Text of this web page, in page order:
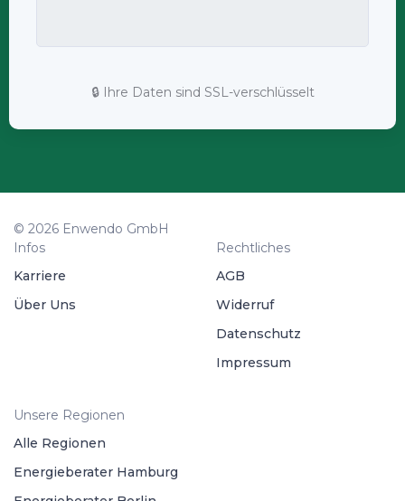
🔒 Ihre Daten sind SSL-verschlüsselt
© 2026 Enwendo GmbH
Infos
Karriere
Über Uns
Rechtliches
AGB
Widerruf
Datenschutz
Impressum
Unsere Regionen
Alle Regionen
Energieberater Hamburg